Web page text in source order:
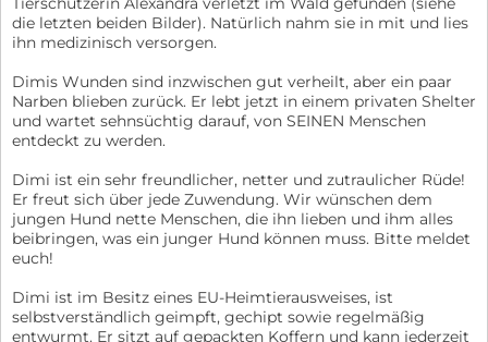
die letzten beiden Bilder). Natürlich nahm sie in mit und lies
ihn medizinisch versorgen.
Dimis Wunden sind inzwischen gut verheilt, aber ein paar
Narben blieben zurück. Er lebt jetzt in einem privaten Shelter
und wartet sehnsüchtig darauf, von SEINEN Menschen
entdeckt zu werden.
Dimi ist ein sehr freundlicher, netter und zutraulicher Rüde!
Er freut sich über jede Zuwendung. Wir wünschen dem
jungen Hund nette Menschen, die ihn lieben und ihm alles
beibringen, was ein junger Hund können muss. Bitte meldet
euch!
Dimi ist im Besitz eines EU-Heimtierausweises, ist
selbstverständlich geimpft, gechipt sowie regelmäßig
entwurmt. Er sitzt auf gepackten Koffern und kann jederzeit